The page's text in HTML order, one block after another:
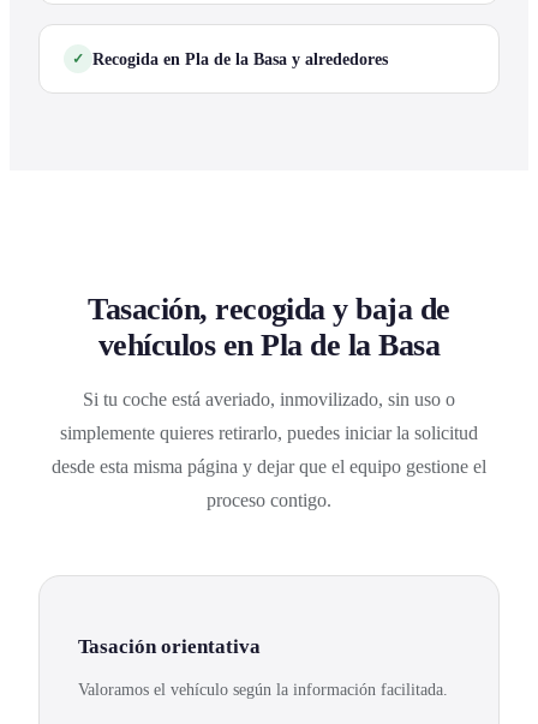
Recogida en Pla de la Basa y alrededores
Tasación, recogida y baja de
vehículos en Pla de la Basa
Si tu coche está averiado, inmovilizado, sin uso o
simplemente quieres retirarlo, puedes iniciar la solicitud
desde esta misma página y dejar que el equipo gestione el
proceso contigo.
Tasación orientativa
Valoramos el vehículo según la información facilitada.